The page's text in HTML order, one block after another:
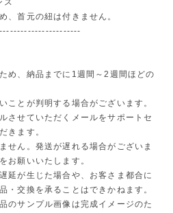
ス
、首元の紐は付きません。
め、納品までに1週間～2週間ほどの
ことが判明する場合がございます。
させていただくメールをサポートセ
きます。
せん。発送が遅れる場合がございま
お願いいたします。
延が生じた場合や、お客さま都合に
・交換を承ることはできかねます。
のサンプル画像は完成イメージのた